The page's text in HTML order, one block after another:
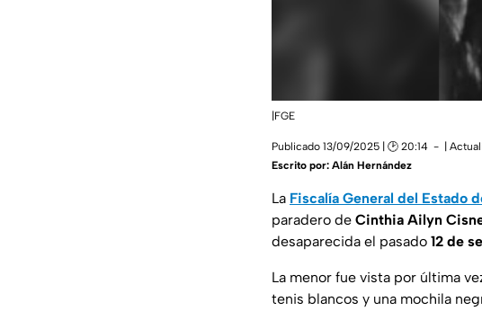
|FGE
Publicado 13/09/2025 | 🕑 20:14 |
Escrito por: Alán Hernández
La Fiscalía General del Estado
paradero de Cinthia Ailyn
desaparecida el pasado 12 de
La menor fue vista por última
tenis blancos y una mochila